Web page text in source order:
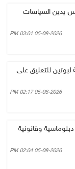
يدين السياسات
05-08-2026 03:01 PM
لبوتين للتعليق على
05-08-2026 02:17 PM
وقانونية
05-08-2026 02:04 PM